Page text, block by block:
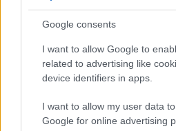
Google consents
I want to allow Google to
related to advertising like
device identifiers in apps.
I want to allow my user data
Google for online advertising
Megosztás: